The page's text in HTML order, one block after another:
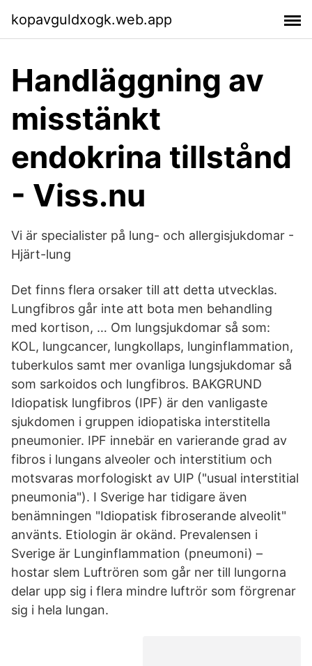
kopavguldxogk.web.app
Handläggning av
misstänkt
endokrina tillstånd
- Viss.nu
Vi är specialister på lung- och allergisjukdomar -
Hjärt-lung
Det finns flera orsaker till att detta utvecklas.
Lungfibros går inte att bota men behandling
med kortison, … Om lungsjukdomar så som:
KOL, lungcancer, lungkollaps, lunginflammation,
tuberkulos samt mer ovanliga lungsjukdomar så
som sarkoidos och lungfibros. BAKGRUND
Idiopatisk lungfibros (IPF) är den vanligaste
sjukdomen i gruppen idiopatiska interstitella
pneumonier. IPF innebär en varierande grad av
fibros i lungans alveoler och interstitium och
motsvaras morfologiskt av UIP ("usual interstitial
pneumonia"). I Sverige har tidigare även
benämningen "Idiopatisk fibroserande alveolit"
använts. Etiologin är okänd. Prevalensen i
Sverige är Lunginflammation (pneumoni) –
hostar slem Luftrören som går ner till lungorna
delar upp sig i flera mindre luftrör som förgrenar
sig i hela lungan.